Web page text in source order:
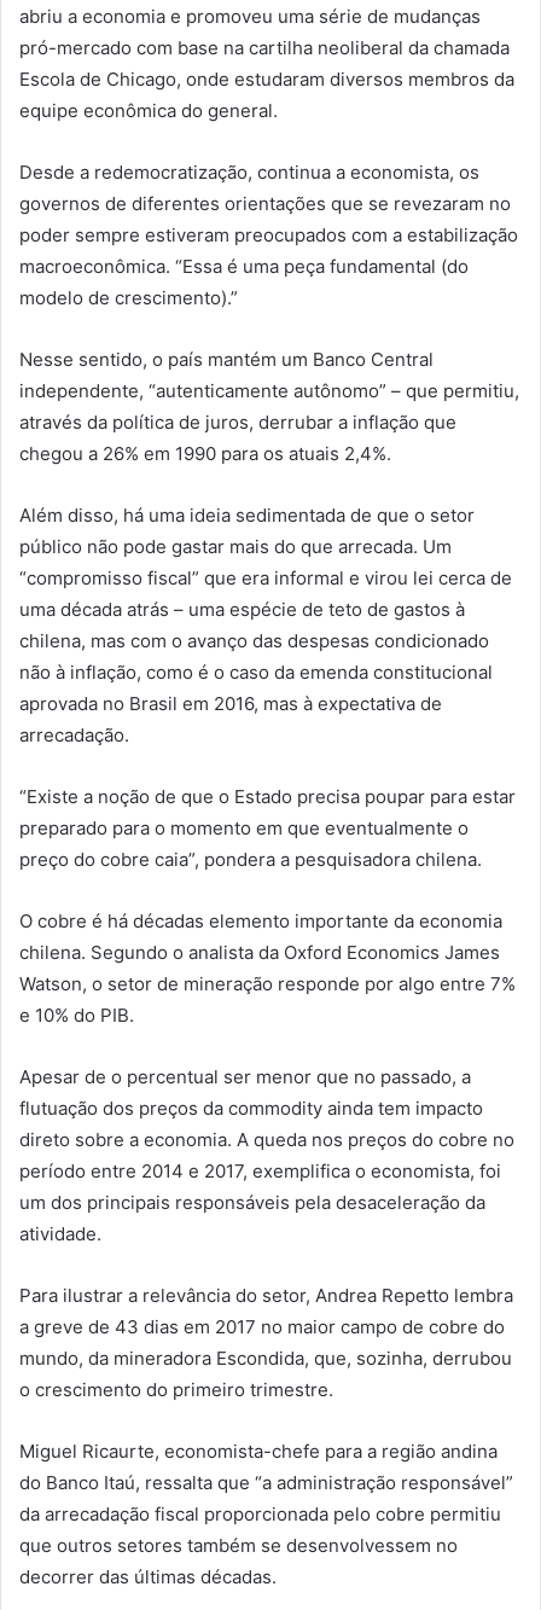
abriu a economia e promoveu uma série de mudanças
pró-mercado com base na cartilha neoliberal da chamada
Escola de Chicago, onde estudaram diversos membros da
equipe econômica do general.
Desde a redemocratização, continua a economista, os
governos de diferentes orientações que se revezaram no
poder sempre estiveram preocupados com a estabilização
macroeconômica. “Essa é uma peça fundamental (do
modelo de crescimento).”
Nesse sentido, o país mantém um Banco Central
independente, “autenticamente autônomo” – que permitiu,
através da política de juros, derrubar a inflação que
chegou a 26% em 1990 para os atuais 2,4%.
Além disso, há uma ideia sedimentada de que o setor
público não pode gastar mais do que arrecada. Um
“compromisso fiscal” que era informal e virou lei cerca de
uma década atrás – uma espécie de teto de gastos à
chilena, mas com o avanço das despesas condicionado
não à inflação, como é o caso da emenda constitucional
aprovada no Brasil em 2016, mas à expectativa de
arrecadação.
“Existe a noção de que o Estado precisa poupar para estar
preparado para o momento em que eventualmente o
preço do cobre caia”, pondera a pesquisadora chilena.
O cobre é há décadas elemento importante da economia
chilena. Segundo o analista da Oxford Economics James
Watson, o setor de mineração responde por algo entre 7%
e 10% do PIB.
Apesar de o percentual ser menor que no passado, a
flutuação dos preços da commodity ainda tem impacto
direto sobre a economia. A queda nos preços do cobre no
período entre 2014 e 2017, exemplifica o economista, foi
um dos principais responsáveis pela desaceleração da
atividade.
Para ilustrar a relevância do setor, Andrea Repetto lembra
a greve de 43 dias em 2017 no maior campo de cobre do
mundo, da mineradora Escondida, que, sozinha, derrubou
o crescimento do primeiro trimestre.
Miguel Ricaurte, economista-chefe para a região andina
do Banco Itaú, ressalta que “a administração responsável”
da arrecadação fiscal proporcionada pelo cobre permitiu
que outros setores também se desenvolvessem no
decorrer das últimas décadas.